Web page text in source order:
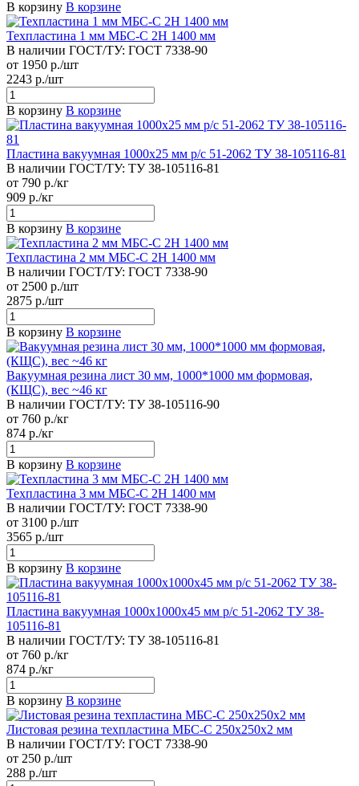
В корзину В корзине
Техпластина 1 мм МБС-С 2Н 1400 мм
В наличии ГОСТ/ТУ: ГОСТ 7338-90
от 1950 р./шт
2243 р./шт
В корзину В корзине
Пластина вакуумная 1000х25 мм р/с 51-2062 ТУ 38-105116-81
В наличии ГОСТ/ТУ: ТУ 38-105116-81
от 790 р./кг
909 р./кг
В корзину В корзине
Техпластина 2 мм МБС-С 2Н 1400 мм
В наличии ГОСТ/ТУ: ГОСТ 7338-90
от 2500 р./шт
2875 р./шт
В корзину В корзине
Вакуумная резина лист 30 мм, 1000*1000 мм формовая,
(КЩС), вес ~46 кг
В наличии ГОСТ/ТУ: ТУ 38-105116-90
от 760 р./кг
874 р./кг
В корзину В корзине
Техпластина 3 мм МБС-С 2Н 1400 мм
В наличии ГОСТ/ТУ: ГОСТ 7338-90
от 3100 р./шт
3565 р./шт
В корзину В корзине
Пластина вакуумная 1000х1000х45 мм р/с 51-2062 ТУ 38-
105116-81
В наличии ГОСТ/ТУ: ТУ 38-105116-81
от 760 р./кг
874 р./кг
В корзину В корзине
Листовая резина техпластина МБС-С 250x250х2 мм
В наличии ГОСТ/ТУ: ГОСТ 7338-90
от 250 р./шт
288 р./шт